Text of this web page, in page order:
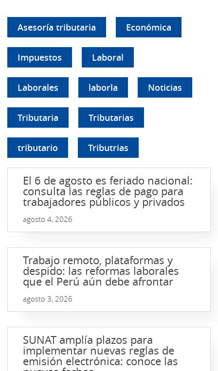
Asesoría tributaria Económica
Impuestos Laboral
Laborales laborla Noticias
Tributaria Tributarias
tributario Tributrias
El 6 de agosto es feriado nacional:
consulta las reglas de pago para
trabajadores públicos y privados
agosto 4, 2026
Trabajo remoto, plataformas y
despido: las reformas laborales
que el Perú aún debe afrontar
agosto 3, 2026
SUNAT amplía plazos para
implementar nuevas reglas de
emisión electrónica: conoce las